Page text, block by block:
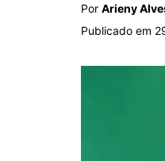
Por Arieny
Publicado em